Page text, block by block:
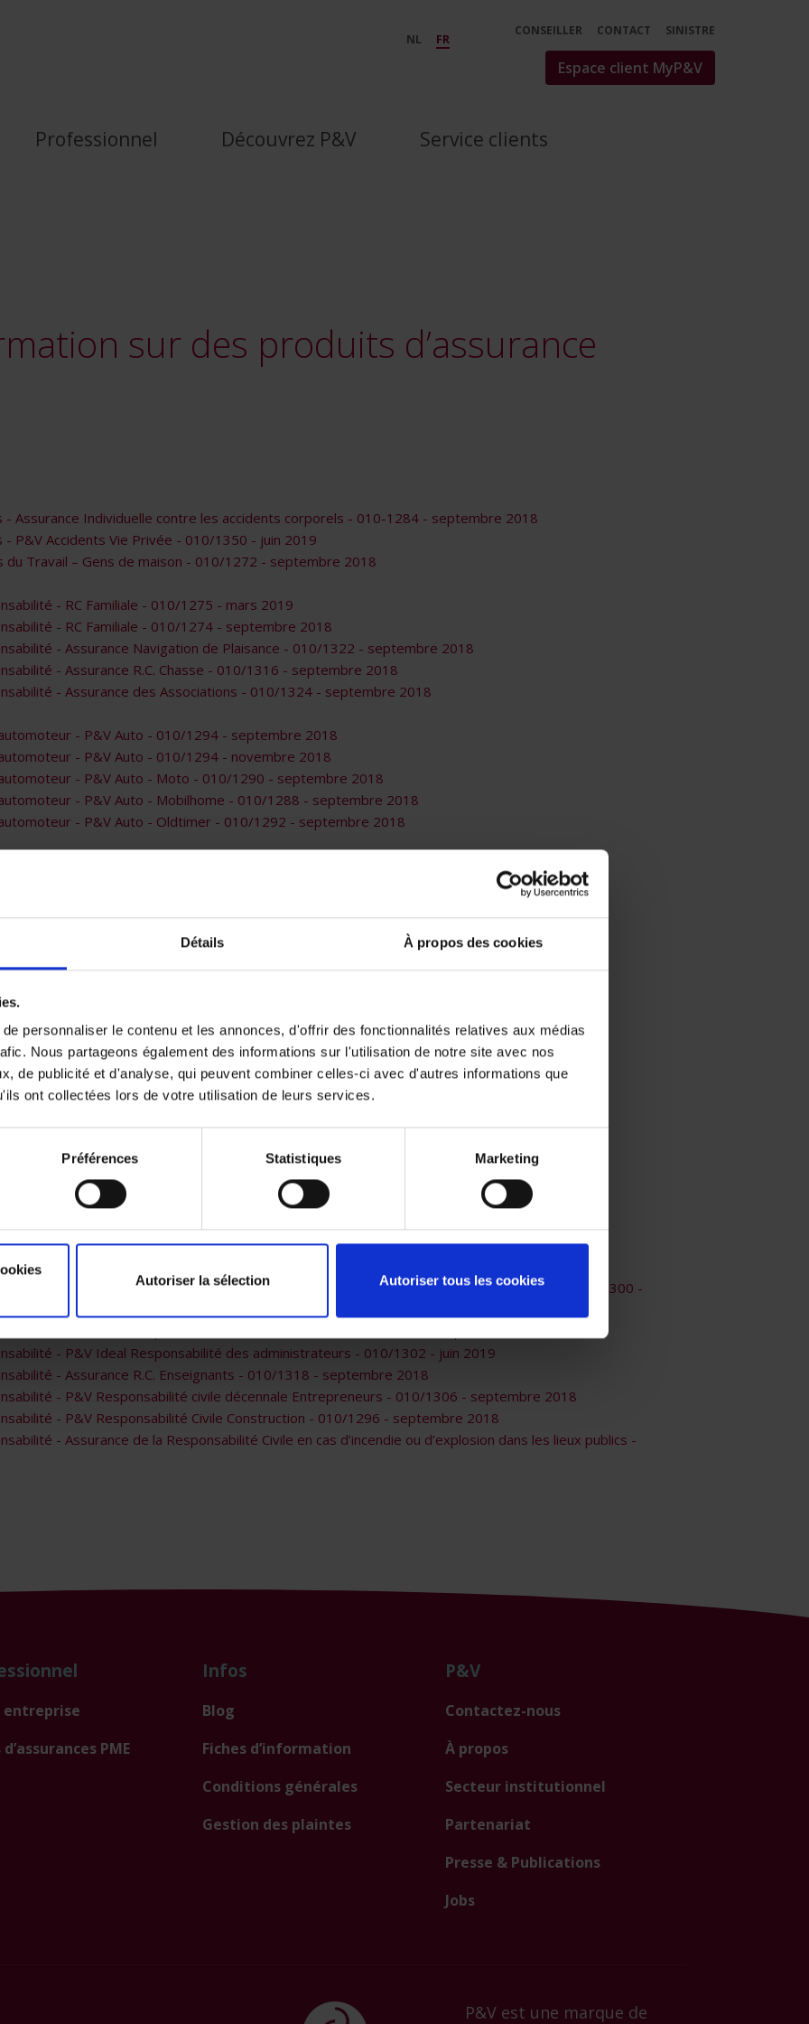
Détails À propos des cookies
personnaliser le contenu et les annonces, d'offrir des fonctionnalités relatives aux médias
Nous partageons également des informations sur l'utilisation de notre site avec nos
de publicité et d'analyse, qui peuvent combiner celles-ci avec d'autres informations que
ont collectées lors de votre utilisation de leurs services.
Préférences Statistiques Marketing
Autoriser la sélection Autoriser tous les cookies
NL FR
CONSEILLER CONTACT SINISTRE
Espace client MyP&V
Professionnel Découvrez P&V Service clients
sur des produits d’assurance
- Assurance Individuelle contre les accidents corporels - 010-1284 - septembre 2018
- P&V Accidents Vie Privée - 010/1350 - juin 2019
du Travail – Gens de maison - 010/1272 - septembre 2018
- RC Familiale - 010/1275 - mars 2019
- RC Familiale - 010/1274 - septembre 2018
- Assurance Navigation de Plaisance - 010/1322 - septembre 2018
- Assurance R.C. Chasse - 010/1316 - septembre 2018
- Assurance des Associations - 010/1324 - septembre 2018
- P&V Auto - 010/1294 - septembre 2018
- P&V Auto - 010/1294 - novembre 2018
- P&V Auto - Moto - 010/1290 - septembre 2018
- P&V Auto - Mobilhome - 010/1288 - septembre 2018
- P&V Auto - Oldtimer - 010/1292 - septembre 2018
P&V Ideal Habitation - 010/1282 - septembre 2018
Risques Spéciaux - Tous Risques sauf - 010/1312 - septembre 2018
Tous risques - 010/1314 - septembre 2018
- Ideal Property - 010/1278 - septembre 2018
- Ideal Immeuble - 010/1280 - septembre 2018
- Tous risques - 010/1314 - septembre 2018
Risques spéciaux : Dégâts matériels et Pertes d’exploitation - 010/1310- septembre 2018
Risques Spéciaux - Tous Risques sauf - 010/1312 - septembre 2018
- Assurance Assistance Collective Voyages - 010/1320 - septembre 2018
du Travail - Ideal Accidents - 010/1276 - septembre 2018
- P&V Ideal Liability - 010/1304 - septembre 2018
- P&V Ideal Responsabilité Professionnelle - 010/1298 - septembre 2018
- P&V Ideal Responsabilité Civile prestations de soins médicaux et paramédicaux - 010/1300 -
- P&V Ideal Responsabilité des administrateurs - 010/1302 - septembre 2018
- P&V Ideal Responsabilité des administrateurs - 010/1302 - juin 2019
- Assurance R.C. Enseignants - 010/1318 - septembre 2018
- P&V Responsabilité civile décennale Entrepreneurs - 010/1306 - septembre 2018
- P&V Responsabilité Civile Construction - 010/1296 - septembre 2018
- Assurance de la Responsabilité Civile en cas d’incendie ou d’explosion dans les lieux publics -
entreprise
PME
Infos
Blog
Fiches d’information
Conditions générales
Gestion des plaintes
P&V
Contactez-nous
À propos
Secteur institutionnel
Partenariat
Presse & Publications
Jobs
P&V est une marque de